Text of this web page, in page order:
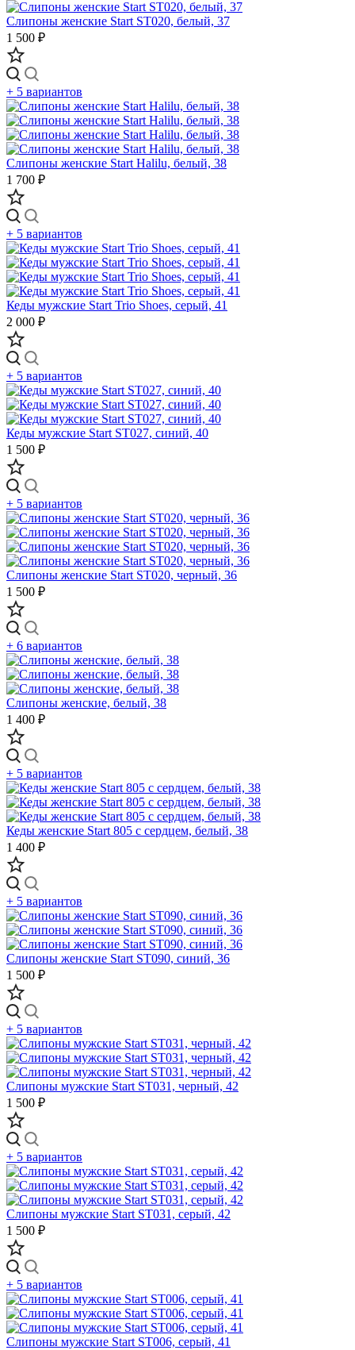
Слипоны женские Start ST020, белый, 37
1 500 ₽
+ 5 вариантов
Слипоны женские Start Halilu, белый, 38
1 700 ₽
+ 5 вариантов
Кеды мужские Start Trio Shoes, серый, 41
2 000 ₽
+ 5 вариантов
Кеды мужские Start ST027, синий, 40
1 500 ₽
+ 5 вариантов
Слипоны женские Start ST020, черный, 36
1 500 ₽
+ 6 вариантов
Слипоны женские, белый, 38
1 400 ₽
+ 5 вариантов
Кеды женские Start 805 с сердцем, белый, 38
1 400 ₽
+ 5 вариантов
Слипоны женские Start ST090, синий, 36
1 500 ₽
+ 5 вариантов
Слипоны мужские Start ST031, черный, 42
1 500 ₽
+ 5 вариантов
Слипоны мужские Start ST031, серый, 42
1 500 ₽
+ 5 вариантов
Слипоны мужские Start ST006, серый, 41